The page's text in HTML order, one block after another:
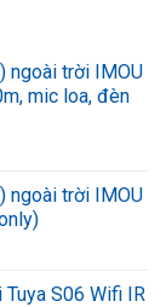
ngoài trời IMOU
mic loa, đèn
ngoài trời IMOU
Tuya S06 Wifi IR